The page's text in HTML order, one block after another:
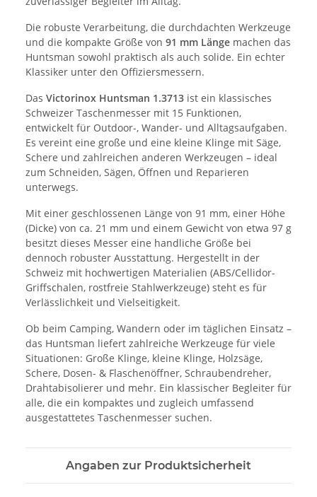
Die robuste Verarbeitung, die durchdachten Werkzeuge
und die kompakte Größe von 91 mm Länge machen das
Huntsman sowohl praktisch als auch solide. Ein echter
Klassiker unter den Offiziersmessern.
Das Victorinox Huntsman 1.3713 ist ein klassisches
Schweizer Taschenmesser mit 15 Funktionen,
entwickelt für Outdoor-, Wander- und Alltagsaufgaben.
Es vereint eine große und eine kleine Klinge mit Säge,
Schere und zahlreichen anderen Werkzeugen – ideal
zum Schneiden, Sägen, Öffnen und Reparieren
unterwegs.
Mit einer geschlossenen Länge von 91 mm, einer Höhe
(Dicke) von ca. 21 mm und einem Gewicht von etwa 97 g
besitzt dieses Messer eine handliche Größe bei
dennoch robuster Ausstattung. Hergestellt in der
Schweiz mit hochwertigen Materialien (ABS/Cellidor-
Griffschalen, rostfreie Stahlwerkzeuge) steht es für
Verlässlichkeit und Vielseitigkeit.
Ob beim Camping, Wandern oder im täglichen Einsatz –
das Huntsman liefert zahlreiche Werkzeuge für viele
Situationen: Große Klinge, kleine Klinge, Holzsäge,
Schere, Dosen- & Flaschenöffner, Schraubendreher,
Drahtabisolierer und mehr. Ein klassischer Begleiter für
alle, die ein kompaktes und zugleich umfassend
ausgestattetes Taschenmesser suchen.
Angaben zur Produktsicherheit